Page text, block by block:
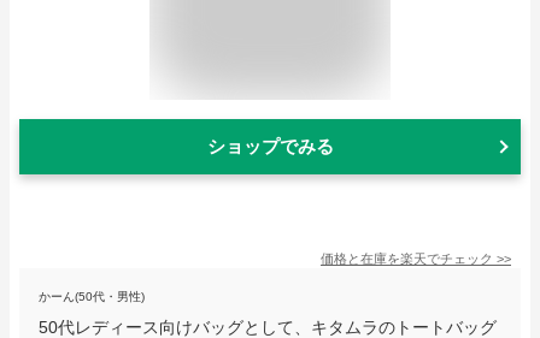
ショップでみる
価格と在庫を楽天でチェック >>
かーん(50代・男性)
50代レディース向けバッグとして、キタムラのトートバッグ